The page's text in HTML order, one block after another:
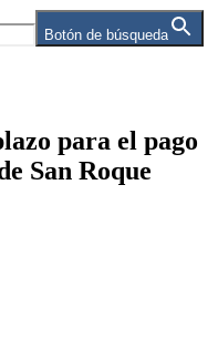
Botón de búsqueda
para el pago
San Roque